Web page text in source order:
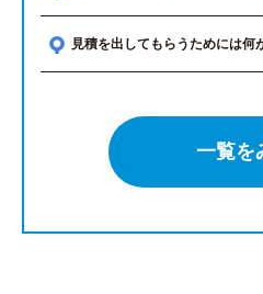
見積を出してもらうためには何
一覧を